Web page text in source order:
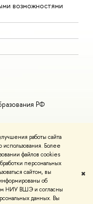
работы сайта
Более
файлов cookies
персональных
сайтом, вы
об
НИУ ВШЭ и согласны
данных. Вы
✖
возможностями
РФ
Условия